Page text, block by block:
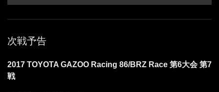
次戦予告
2017 TOYOTA GAZOO Racing 86/BRZ Race 第6大会 第7
戦